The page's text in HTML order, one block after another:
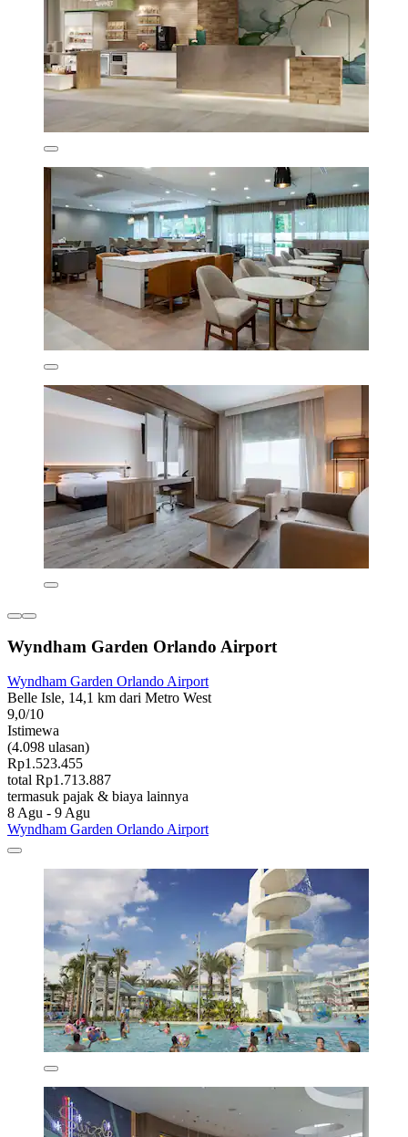
Wyndham Garden Orlando Airport
Wyndham Garden Orlando Airport
Belle Isle, 14,1 km dari Metro West
9,0/10
Istimewa
(4.098 ulasan)
Rp1.523.455
total Rp1.713.887
termasuk pajak & biaya lainnya
8 Agu - 9 Agu
Wyndham Garden Orlando Airport